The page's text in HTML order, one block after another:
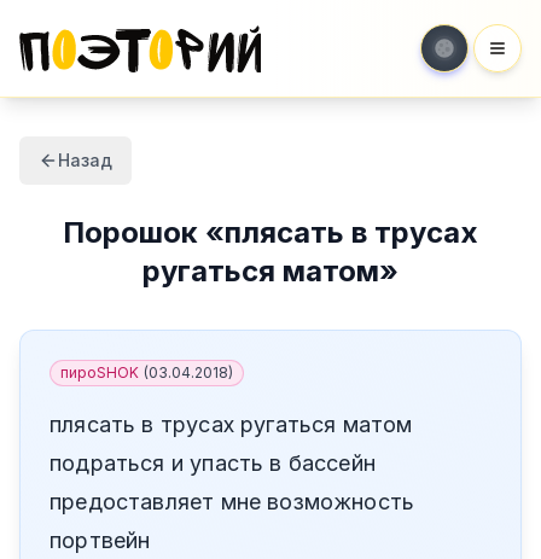
Назад
Порошок «плясать в трусах
ругаться матом»
пироSHOK (03.04.2018)
плясать в трусах ругаться матом
подраться и упасть в бассейн
предоставляет мне возможность
портвейн